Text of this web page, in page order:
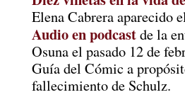
Elena Cabrera aparecido
Audio en podcastde la
Osuna el pasado 12 de
Guía del Cómic a
fallecimiento de Schulz.